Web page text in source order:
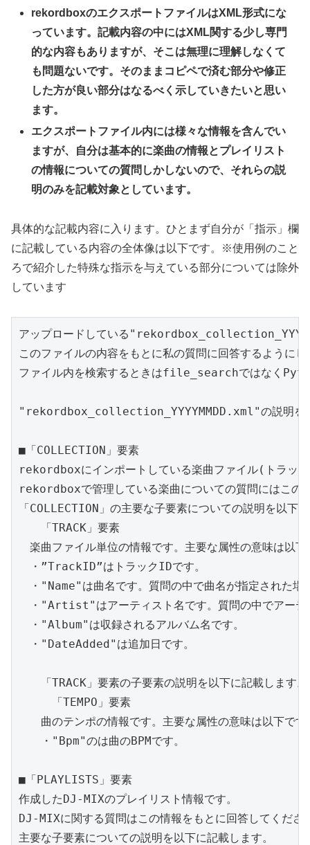
rekordboxのエクスポートファイルはXML形式にな
っています。記載内容の中にはXML関する少し専門
的な内容もありますが、そこは無理に理解しなくて
も問題ないです。そのままコピペで済む部分や修正
した方が良い部分はなるべく示していきたいと思い
ます。
エクスポートファイル内には様々な情報を含んでい
ますが、自分は基本的に楽曲の情報とプレイリスト
の情報についての質問しかしないので、それらの説
明のみを記載対象としています。
具体的な記載内容に入ります。ひとまず自分が「指示」欄
に記載している内容の全体像は以下です。※使用例のこと
ろで紹介した特殊な指示を与えている部分については除外
しています
アップロードしている
このファイルの内容をもとに私の質問に回答するように
ファイル内を検索するときはfile_searchではなく
"rekordbox_collection_YYYYMMDD.xml"の説明を
■「COLLECTION」要素
rekordboxにインポートしている楽曲ファイル(トラッ
rekordboxで管理している楽曲についての質問にはこの
「COLLECTION」の主要な子要素についての説明を以下
「TRACK」要素
楽曲ファイル単位の情報です。主要な属性の意味は以下
・”TrackID”はトラックIDです。
・"Name"は曲名です。質問の中で曲名が指定された場
・"Artist"はアーティスト名です。質問の中でアーテ
・"Album"は収録されるアルバム名です。
・"DateAdded"は追加日です。
「TRACK」要素の子要素の説明を以下に記載します。
「TEMPO」要素
曲のテンポの情報です。主要な属性の意味は以下です
・"Bpm"のは曲のBPMです。
■「PLAYLISTS」要素
作成したDJ-MIXのプレイリスト情報です。
DJ-MIXに関する質問はこの情報をもとに回答してくださ
主要な子要素についての説明を以下に記載します。